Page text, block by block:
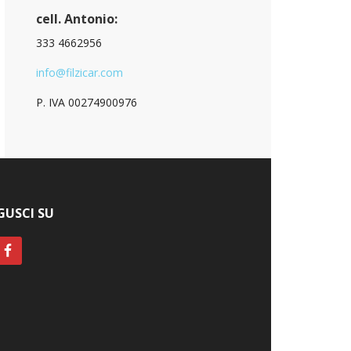
cell. Antonio:
333 4662956
info@filzicar.com
P. IVA 00274900976
SU